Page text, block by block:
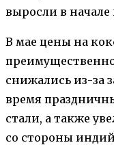
выросли в
В мае цены на
снижались из-за
время
стали, а также
со стороны